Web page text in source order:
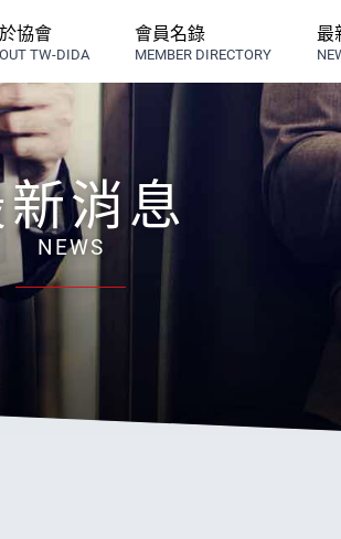
協會
TW-DIDA
會員名錄
MEMBER DIRECTORY
最
消息
NEWS